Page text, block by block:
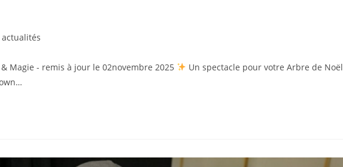
actualités
Magie - remis à jour le 02novembre 2025
Un spectacle pour votre Arbre de Noël